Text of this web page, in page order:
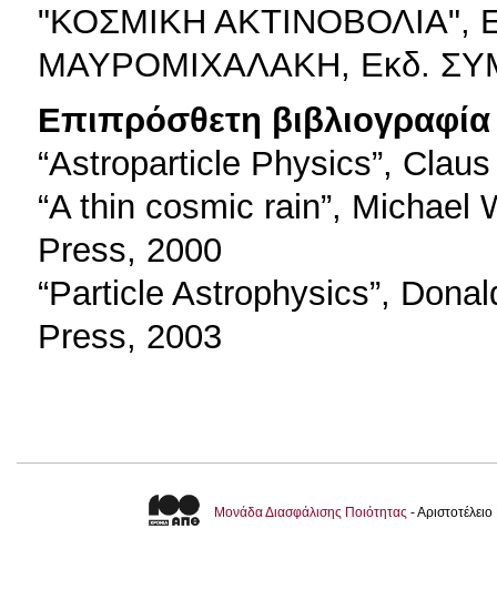
"ΚΟΣΜΙΚΗ
ΜΑΥΡΟΜΙΧΑΛΑΚΗ, Εκδ.
Επιπρόσθετη βιβλιογραφία
“Astroparticle Physics”,
“A thin cosmic rain”, Michael
Press, 2000
“Particle Astrophysics”,
Press, 2003
Μονάδα Διασφάλισης Ποιότητας -